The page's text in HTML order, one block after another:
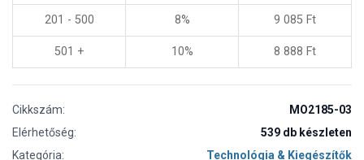
201 - 500 8% 9 085 Ft
501 + 10% 8 888 Ft
Cikkszám:
MO2185-03
Elérhetőség:
539 db készleten
Kategória:
Technológia & Kiegészítők